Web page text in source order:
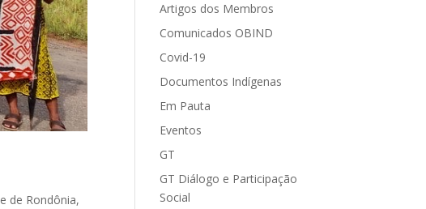
de Rondônia,
Artigos dos Membros
Comunicados OBIND
Covid-19
Documentos Indígenas
Em Pauta
Eventos
GT
GT Diálogo e Participação
Social